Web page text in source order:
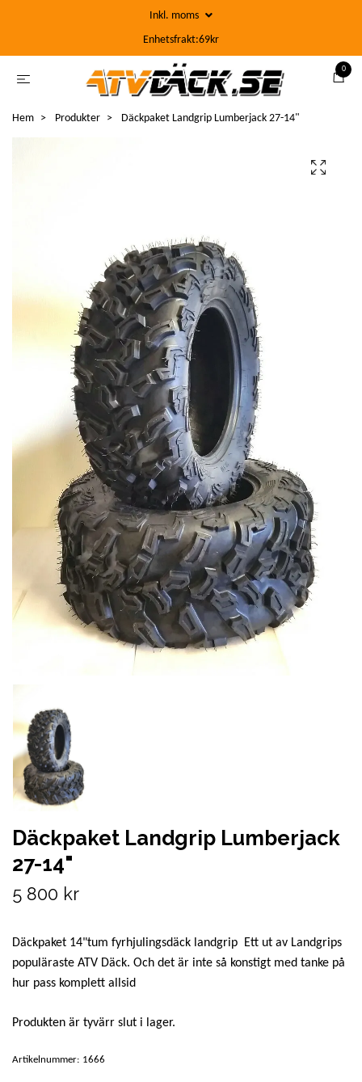
Inkl. moms
Enhetsfrakt:69kr
0
Hem Produkter Däckpaket Landgrip Lumberjack 27-14"
Däckpaket Landgrip Lumberjack
27-14"
5 800 kr
Däckpaket 14"tum fyrhjulingsdäck landgrip Ett ut av Landgrips
populäraste ATV Däck. Och det är inte så konstigt med tanke på
hur pass komplett allsid
Produkten är tyvärr slut i lager.
Artikelnummer: 1666